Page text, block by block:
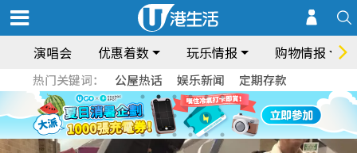
演唱会 优惠着数 玩乐情报 购物情报
热门关键词： 公屋热话 娱乐新闻 定期存款